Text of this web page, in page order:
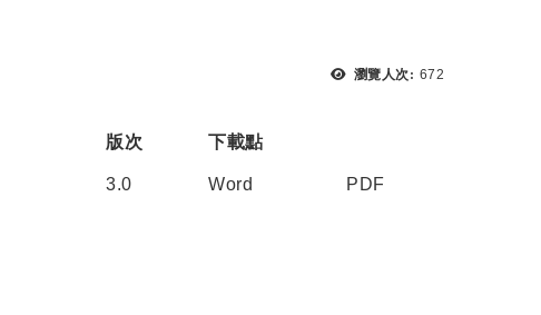
瀏覽人次: 瀏覽次數：
672
版次 下載點
3.0 Word PDF